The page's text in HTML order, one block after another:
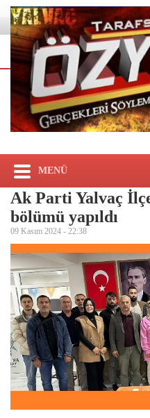
MENÜ
Ak Parti Yalvaç
bölümü yapıldı
09 Kasım 2024 - 22:38